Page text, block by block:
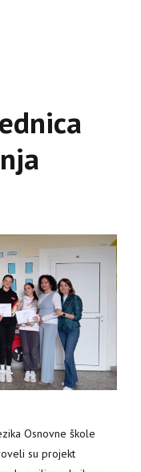
Osnovne škole
su projekt